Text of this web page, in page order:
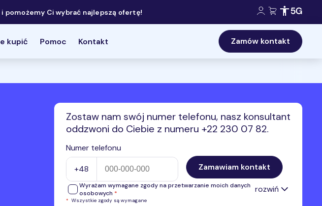
pomożemy Ci wybrać najlepszą ofertę! Konto klienta:
Koszyk:Zasięg
kupić Pomoc Kontakt Zamów kontakt
Zostaw nam swój numer telefonu, nasz konsultant
oddzwoni do Ciebie z numeru +22 230 07 82.
Numer telefonu
+48 Zamawiam kontakt
Wyrażam wymagane zgody na przetwarzanie moich danych
osobowych * rozwiń
Wyrażam zgodę na przetwarzanie przez Premium Mobile Sp. z o.o. numeru
* Wszystkie zgody są wymagane